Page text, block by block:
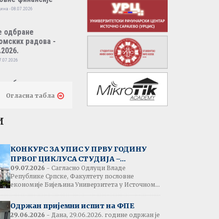
- 08.07.2026
одбране
радова -
одбране
радова -
пословно
- 07.07.2026
испита:
трговина
- 07.07.2026
Огласна табла
КОНКУРС ЗА УПИС У ПРВУ ГОДИНУ
ПРВОГ ЦИКЛУСА СТУДИЈА –...
09.07.2026 - Сагласно Одлуци Владе
Републике Српске, Факултету пословне
економије Бијељина Универзитета у Источном...
Одржан пријемни испит на ФПЕ
29.06.2026 - Дана, 29.06.2026. године одржан је